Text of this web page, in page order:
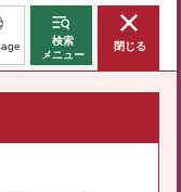
検索
メニュー
閉じる